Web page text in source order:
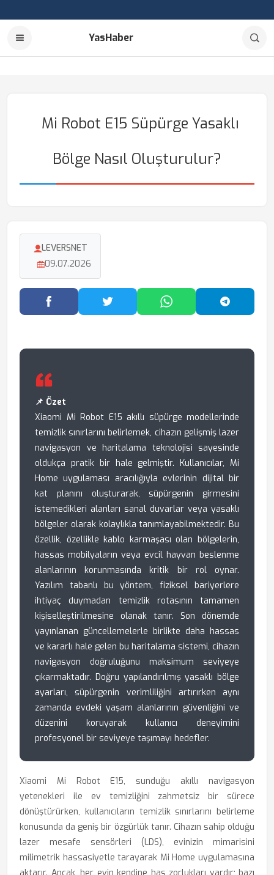
YasHaber
Mi Robot E15 Süpürge Yasaklı
Bölge Nasıl Oluşturulur?
LEVERSNET
09.07.2026
Facebook'ta PaylaşTwitter'da PaylaşWhatsApp'ta Paylaş
📌 Özet
Xiaomi Mi Robot E15 akıllı süpürge modellerinde
temizlik sınırlarını belirlemek, cihazın gelişmiş lazer
navigasyon ve haritalama teknolojisi sayesinde
oldukça pratik bir hale gelmiştir. Kullanıcılar, Mi
Home uygulaması aracılığıyla evlerinin dijital bir
kat planını oluşturarak, süpürgenin girmesini
istemedikleri alanları sanal duvarlar veya yasaklı
bölgeler olarak kolaylıkla tanımlayabilmektedir. Bu
özellik, özellikle kablo karmaşası olan bölgelerin,
hassas mobilyaların veya evcil hayvan beslenme
alanlarının korunmasında kritik bir rol oynar.
Yazılım tabanlı bu yöntem, fiziksel bariyerlere
ihtiyaç duymadan temizlik rotasının tamamen
kişiselleştirilmesine olanak tanır. Son dönemde
yayınlanan güncellemelerle birlikte daha hassas
ve kararlı hale gelen bu haritalama sistemi, cihazın
navigasyon doğruluğunu maksimum seviyeye
çıkarmaktadır. Doğru yapılandırılmış yasaklı bölge
ayarları, süpürgenin verimliliğini artırırken aynı
zamanda evdeki yaşam alanlarının güvenliğini ve
düzenini koruyarak kullanıcı deneyimini
profesyonel bir seviyeye taşımayı hedefler.
Xiaomi Mi Robot E15, sunduğu akıllı navigasyon
yetenekleri ile ev temizliğini zahmetsiz bir sürece
dönüştürürken, kullanıcıların temizlik sınırlarını belirleme
konusunda da geniş bir özgürlük tanır. Cihazın sahip olduğu
lazer mesafe sensörleri (LDS), evinizin mimarisini
milimetrik hassasiyetle tarayarak Mi Home uygulamasına